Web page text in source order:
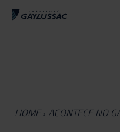
HOME » ACONTECE NO